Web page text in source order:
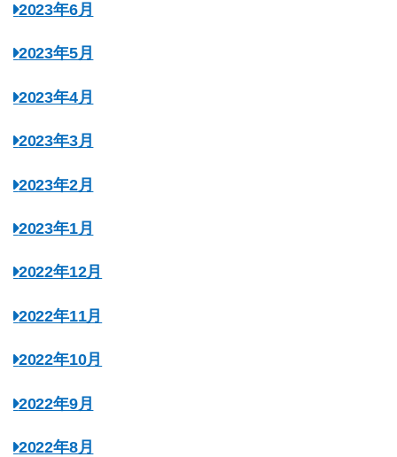
2023年6月
2023年5月
2023年4月
2023年3月
2023年2月
2023年1月
2022年12月
2022年11月
2022年10月
2022年9月
2022年8月